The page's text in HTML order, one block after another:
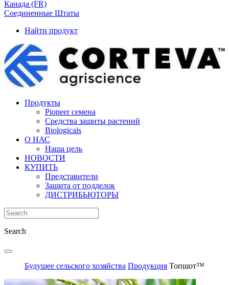
Канада (FR)
Соединенные Штаты
Найти продукт
Продукты
Pioneer семена
Средства защиты растений
Biologicals
О НАС
Наша цель
НОВОСТИ
КУПИТЬ
Представители
Защита от подделок
ДИСТРИБЬЮТОРЫ
Search
Будущее сельского хозяйства Продукция Топшот™